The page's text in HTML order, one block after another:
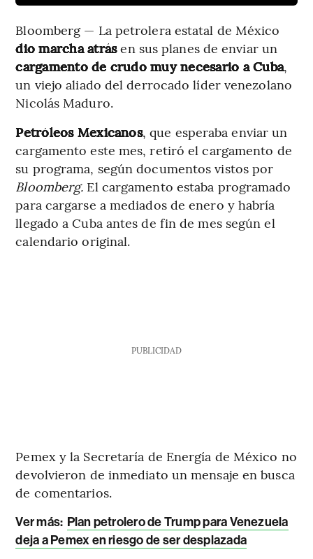
Bloomberg — La petrolera estatal de México
dio marcha atrásen sus planes de enviar un
cargamento de crudo muy necesario a Cuba,
un viejo aliado del derrocado líder venezolano
Nicolás Maduro.
Petróleos Mexicanos, que esperaba enviar un
cargamento este mes, retiró el cargamento de
su programa, según documentos vistos por
Bloomberg. El cargamento estaba programado
para cargarse a mediados de enero y habría
llegado a Cuba antes de fin de mes según el
calendario original.
PUBLICIDAD
Pemex y la Secretaría de Energía de México no
devolvieron de inmediato un mensaje en busca
de comentarios.
Ver más: Plan petrolero de Trump para Venezuela
deja a Pemex en riesgo de ser desplazada